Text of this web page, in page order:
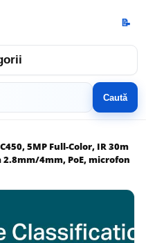
Caută
📝
5MP Full-Color, IR 30m
4mm, PoE, microfon